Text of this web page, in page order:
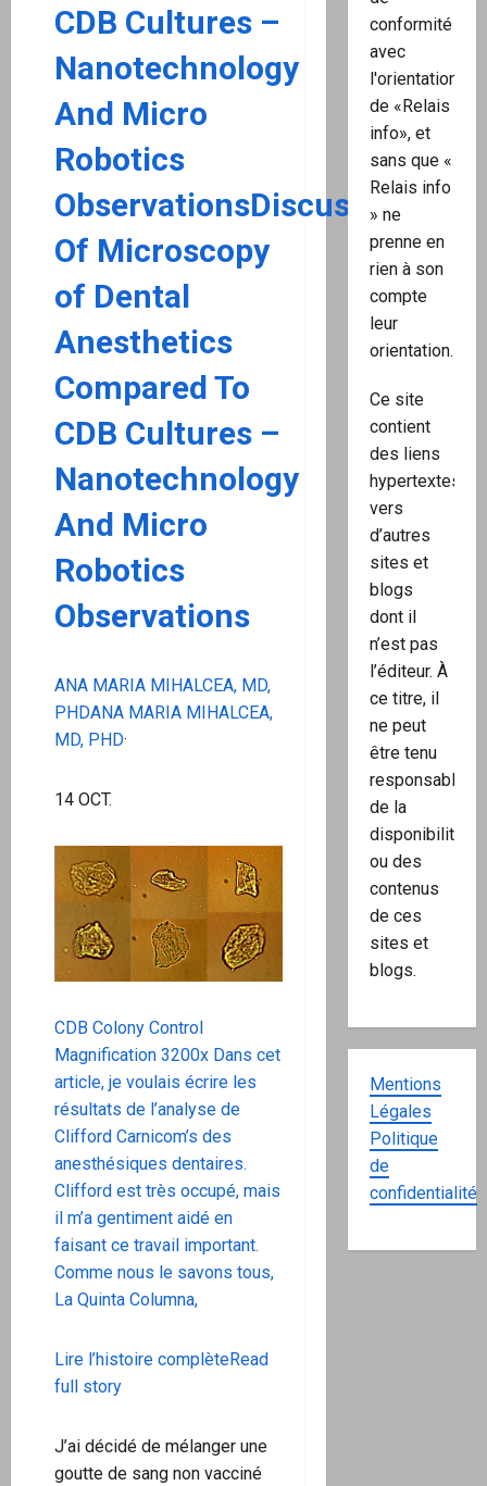
CDB Cultures –
Nanotechnology
And Micro
Robotics
ObservationsDiscussion
Of Microscopy
of Dental
Anesthetics
Compared To
CDB Cultures –
Nanotechnology
And Micro
Robotics
Observations
ANA MARIA MIHALCEA, MD,
PHDANA MARIA MIHALCEA,
MD, PHD·
14 OCT.
CDB Colony Control
Magnification 3200x Dans cet
article, je voulais écrire les
résultats de l’analyse de
Clifford Carnicom’s des
anesthésiques dentaires.
Clifford est très occupé, mais
il m’a gentiment aidé en
faisant ce travail important.
Comme nous le savons tous,
La Quinta Columna,
Lire l’histoire complèteRead
full story
J’ai décidé de mélanger une
goutte de sang non vacciné
conformité
avec
l'orientation
de «Relais
info», et
sans que «
Relais info
» ne
prenne en
rien à son
compte
leur
orientation.
Ce site
contient
des liens
hypertextes
vers
d’autres
sites et
blogs
dont il
n’est pas
l’éditeur. À
ce titre, il
ne peut
être tenu
responsable
de la
disponibilité
ou des
contenus
de ces
sites et
blogs.
Mentions
Légales
Politique
de
confidentialité